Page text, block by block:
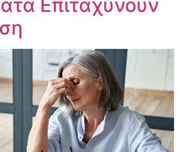
Επιταχύνουν